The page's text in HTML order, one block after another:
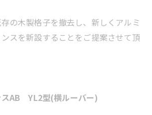
の木製格子を撤去し、新しくアルミ
スを新設することをご提案させて頂
AB YL2型(横ルーバー)